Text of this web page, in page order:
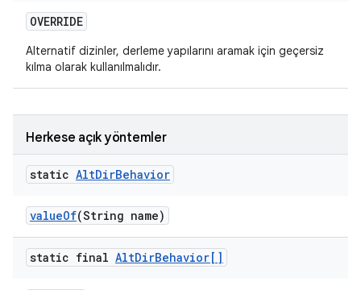
OVERRIDE
Alternatif dizinler, derleme yapılarını aramak için geçersiz
kılma olarak kullanılmalıdır.
Herkese açık yöntemler
static AltDirBehavior
valueOf(String name)
static final AltDirBehavior[]